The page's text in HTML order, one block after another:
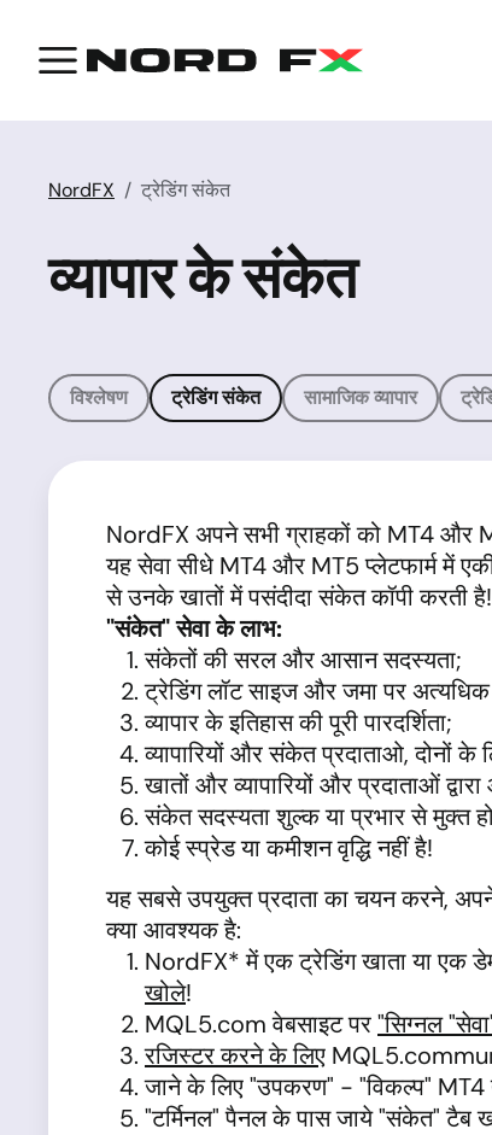
NordFX ट्रेडिंग संकेत
व्यापार के संकेत
विश्लेषण ट्रेडिंग संकेत सामाजिक व्यापार
NordFX अपने सभी ग्राहकों को MT4 और
यह सेवा सीधे MT4 और MT5 प्लेटफार्म में
से उनके खातों में पसंदीदा संकेत कॉपी करती
"संकेत" सेवा के लाभ:
संकेतों की सरल और आसान सदस्यता;
ट्रेडिंग लॉट साइज और जमा पर
व्यापार के इतिहास की पूरी पारदर्शिता;
व्यापारियों और संकेत प्रदाताओ, दोनों के
खातों और व्यापारियों और प्रदाताओं
संकेत सदस्यता शुल्क या प्रभार से मुक्त
कोई स्प्रेड या कमीशन वृद्धि नहीं है!
यह सबसे उपयुक्त प्रदाता का चयन करने,
क्या आवश्यक है:
NordFX* में एक ट्रेडिंग खाता या एक
खोले!
MQL5.com वेबसाइट पर"सिग्नल
रजिस्टर करने के लिए
जाने के लिए "उपकरण" - "विकल्प"
"टर्मिनल" पैनल के पास जाये "संकेत"